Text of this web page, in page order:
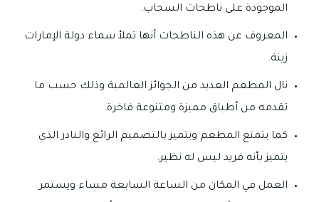
الموجودة على ناطحات السحاب.
المعروف عن هذه الناطحات أنها تملأ سماء دولة الإمارات
زينة.
نال المطعم العديد من الجوائز العالمية وذلك حسب ما
تقدمه من أطباق مميزة ومتنوعة فاخرة.
كما يتمتع المطعم ويتميز بالتصميم الرائع والنادر الذي
يتميز بأنه فريد ليس له نظير.
العمل في المكان من الساعة السابعة مساء ويستمر